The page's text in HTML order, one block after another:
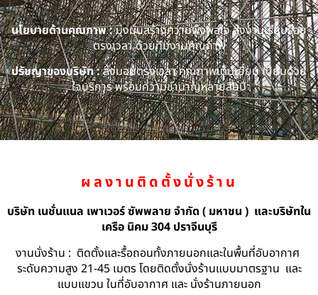
นโยบายด้านคุณภาพ :มุ่งมั่นสร้างความพึงพอใจ ส่งงานเรียบร้อย
ตรงเวลา ด้วยทีมงานคุณภาพ
ปรัชญาของบริษัท :ส่งมอบตรงเวลา คุณภาพเต็มเยี่ยม เปี่ยมด้วย
ใจบริการ พร้อมความชำนาญหลายสิบปี
ผลงานติดตั้งนั่งร้าน
บริษัท เนชั่นแนล เพาเวอร์ ซัพพลาย จำกัด ( มหาชน ) และบริษัทใน
เครือ นิคม 304 ปราจีนบุรี
งานนั่งร้าน : ติดตั้งและรื้อถอนทั้งภายนอกและในพื้นที่อับอากาศ
ระดับความสูง 21-45 เมตร โดยติดตั้งนั่งร้านแบบมาตรฐาน และ
แบบแขวน ในที่อับอากาศ และ นั่งร้านภายนอก